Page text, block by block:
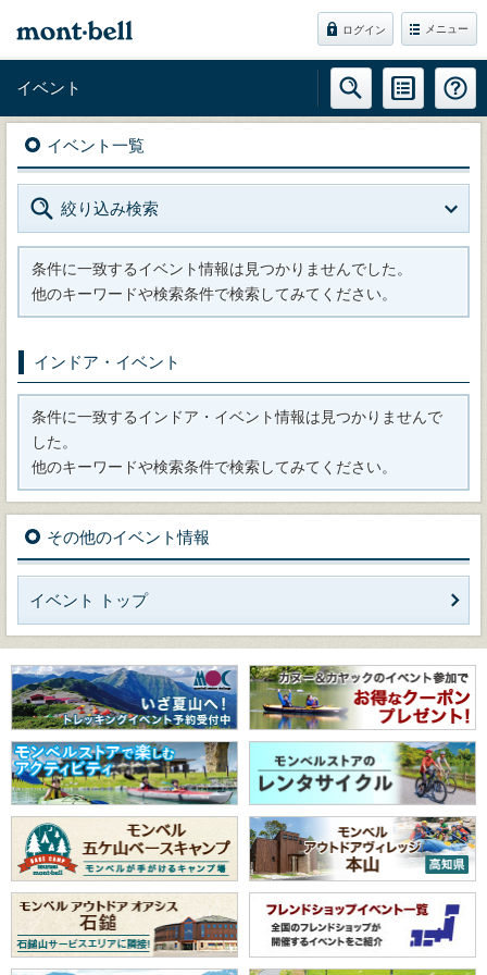
ログイン メニュー
イベント
イベント一覧
絞り込み検索
条件に一致するイベント情報は見つかりませんでした。
他のキーワードや検索条件で検索してみてください。
インドア・イベント
条件に一致するインドア・イベント情報は見つかりませんで
した。
他のキーワードや検索条件で検索してみてください。
その他のイベント情報
イベント トップ